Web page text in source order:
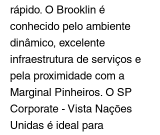
rápido. O Brooklin é
conhecido pelo ambiente
dinâmico, excelente
infraestrutura de serviços e
pela proximidade com a
Marginal Pinheiros. O SP
Corporate - Vista Nações
Unidas é ideal para